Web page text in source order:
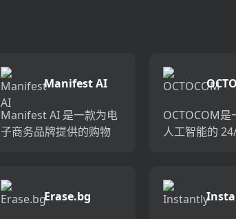
Manifest AI
Manifest AI 是一款为电
子商务品牌提供的购物
旅程中获得帮助。它减
少了客户流失率 40%，
OCTOCOM是
人工智能的
自动处理 90%
单，降低成本
Erase.bg